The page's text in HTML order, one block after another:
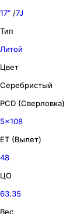
17″ /7J
Тип
Литой
Цвет
Серебристый
PCD (Сверловка)
5x108
ET (Вылет)
48
ЦО
63.35
Вес